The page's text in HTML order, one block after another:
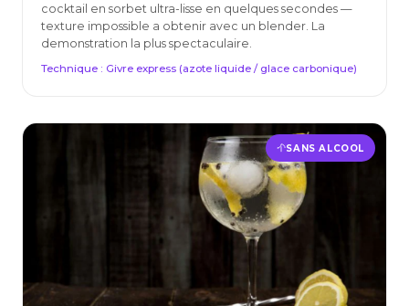
cocktail en sorbet ultra-lisse en quelques secondes —
texture impossible a obtenir avec un blender. La
demonstration la plus spectaculaire.
Technique : Givre express (azote liquide / glace carbonique)
SANS ALCOOL